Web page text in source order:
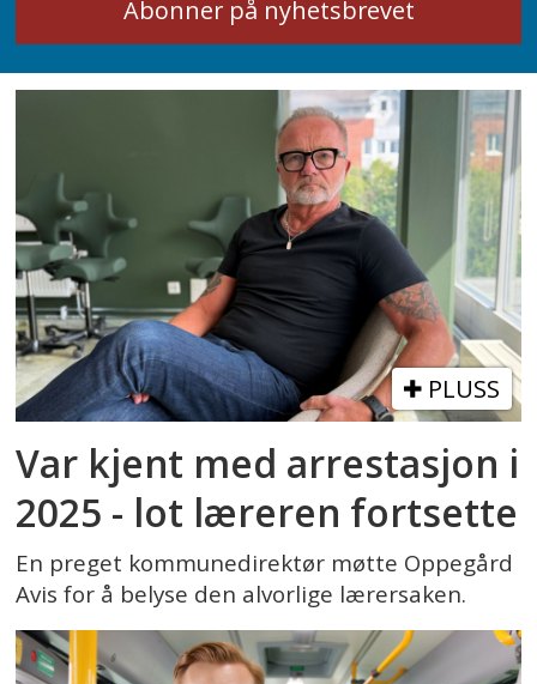
PLUSS
Var kjent med arrestasjon i
2025 - lot læreren fortsette
En preget kommunedirektør møtte Oppegård
Avis for å belyse den alvorlige lærersaken.